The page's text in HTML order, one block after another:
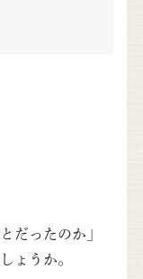
だったのか」
ょうか。